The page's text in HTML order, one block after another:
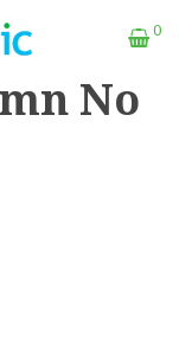
0
No